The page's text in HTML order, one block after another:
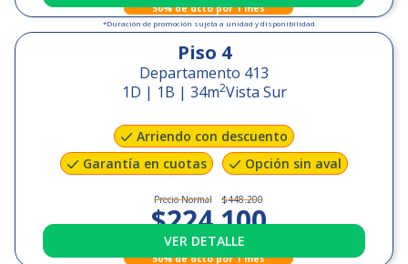
50% de dcto por 1 mes
*Duración de promoción sujeta a unidad y disponibilidad
Piso 4
Departamento 413
1D | 1B | 34m2Vista Sur
Arriendo con descuento
Garantía en cuotas
Opción sin aval
Precio Normal $448.200
$224.100
+$79.000GGCC
50% de dcto por 1 mes
VER DETALLE